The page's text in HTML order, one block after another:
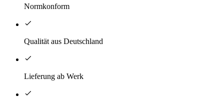
Normkonform
Qualität aus Deutschland
Lieferung ab Werk